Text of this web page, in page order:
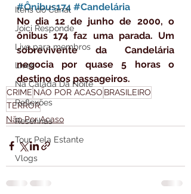
Itens do Canal
Joici Responde
Live para membros
Lives
Na Calada Da Noite
Reflexões
Resenhas
Tour Pela Estante
Vlogs
#Ônibus174 #Candelária
No dia 12 de junho de 2000, o
ônibus 174 faz uma parada. Um
sobrevivente da Candelária
negocia por quase 5 horas o
destino dos passageiros.
CRIME NÃO POR ACASO BRASILEIRO
TERROR
Não Por Acaso